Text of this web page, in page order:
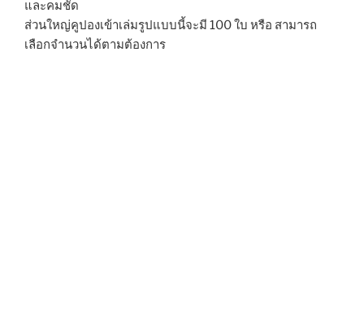
และคมชัด
ส่วนใหญ่คูปองเข้าเล่มรูปแบบนี้จะมี 100 ใบ หรือ สามารถ
เลือกจำนวนได้ตามต้องการ